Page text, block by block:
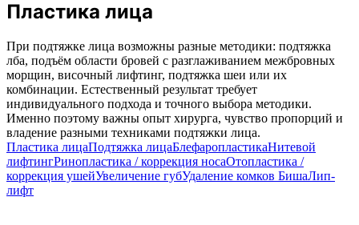
Пластика лица
При подтяжке лица возможны разные методики: подтяжка
лба, подъём области бровей с разглаживанием межбровных
морщин, височный лифтинг, подтяжка шеи или их
комбинации. Естественный результат требует
индивидуального подхода и точного выбора методики.
Именно поэтому важны опыт хирурга, чувство пропорций и
владение разными техниками подтяжки лица.
Пластика лицаПодтяжка лицаБлефаропластикаНитевой
лифтингРинопластика / коррекция носаОтопластика /
коррекция ушейУвеличение губУдаление комков БишаЛип-
лифт